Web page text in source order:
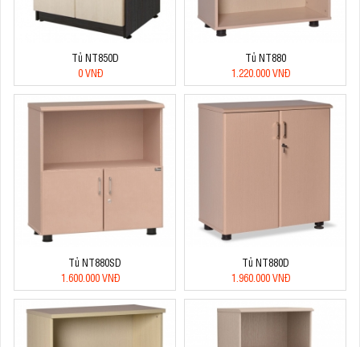
Tủ NT850D
0 VNĐ
Tủ NT880
1.220.000 VNĐ
Tủ NT880SD
1.600.000 VNĐ
Tủ NT880D
1.960.000 VNĐ